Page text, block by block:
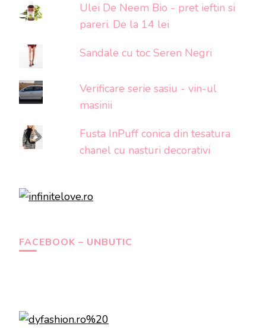
Ulei De Neem Bio - pret ieftin si
pareri. De la 14 lei
Sandale cu toc Seren Negri
Verificare serie sasiu - vin-ul
masinii
Fusta InPuff conica din tesatura
chanel cu nasturi decorativi
FACEBOOK – UNBUTIC